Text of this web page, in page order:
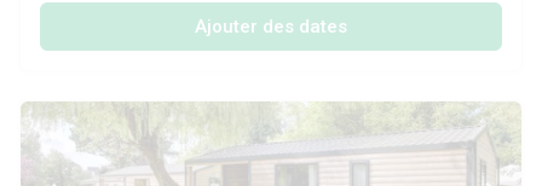
Ajouter des dates